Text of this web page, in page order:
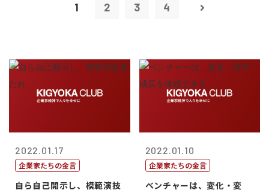
1 2 3 4
2022.01.17
企業家たちの金言
自ら自己開示し、模範演技
2022.01.10
企業家たちの金言
ベンチャーは、変化・変